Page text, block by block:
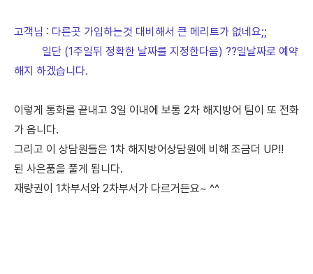
고객님 : 다른곳 가입하는것 대비해서 큰 메리트가 없네요;;
일단 (1주일뒤 정확한 날짜를 지정한다음) ??일날짜로 예약
해지 하겠습니다.
이렇게 통화를 끝내고 3일 이내에 보통 2차 해지방어 팀이 또 전화
가 옵니다.
그리고 이 상담원들은 1차 해지방어상담원에 비해 조금더 UP!!
된 사은품을 풀게 됩니다.
재량권이 1차부서와 2차부서가 다르거든요~ ^^